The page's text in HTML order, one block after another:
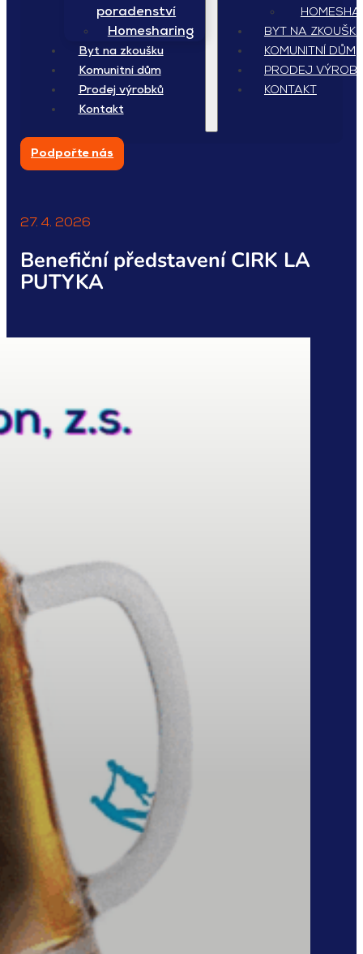
poradenství
Homesharing
Byt na zkoušku
Komunitní dům
Prodej výrobků
Kontakt
BYT NA ZKOUŠKU
KOMUNITNÍ DŮM
PRODEJ
KONTAKT
Podpořte nás
27. 4. 2026
Benefiční představení CIRK LA
PUTYKA